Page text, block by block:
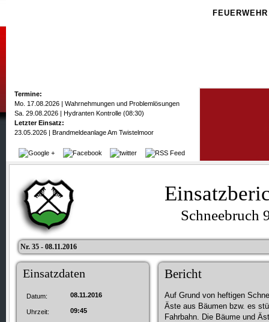
FEUERWEHR
Termine:
Mo. 17.08.2026 | Wahrnehmungen und Problemlösungen
Sa. 29.08.2026 | Hydranten Kontrolle (08:30)
Letzter Einsatz:
23.05.2026 | Brandmeldeanlage Am Twistelmoor
Schneebruch
Nr. 35 - 08.11.2016
Einsatzdaten
Datum: 08.11.2016
Uhrzeit: 09:45
Bericht
Auf Grund von heftigen
Äste aus Bäumen bzw. es
Fahrbahn. Die Bäume und